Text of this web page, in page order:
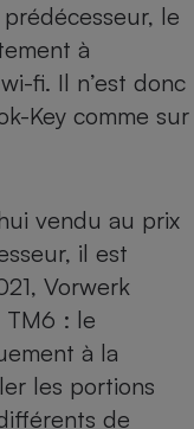
le
à
fi. Il n’est donc
Key comme sur
vendu au prix
il est
Vorwerk
TM6 : le
à la
les portions
de